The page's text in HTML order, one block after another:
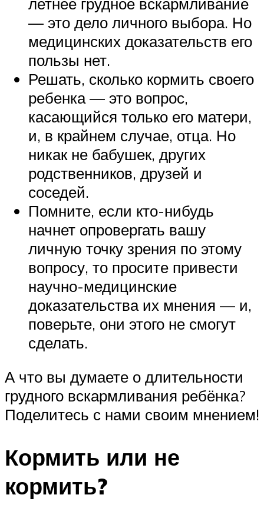
летнее грудное вскармливание
— это дело личного выбора. Но
медицинских доказательств его
пользы нет.
Решать, сколько кормить своего
ребенка — это вопрос,
касающийся только его матери,
и, в крайнем случае, отца. Но
никак не бабушек, других
родственников, друзей и
соседей.
Помните, если кто-нибудь
начнет опровергать вашу
личную точку зрения по этому
вопросу, то просите привести
научно-медицинские
доказательства их мнения — и,
поверьте, они этого не смогут
сделать.
А что вы думаете о длительности
грудного вскармливания ребёнка?
Поделитесь с нами своим мнением!
Кормить или не
кормить?